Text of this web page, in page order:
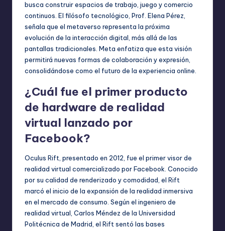
busca construir espacios de trabajo, juego y comercio
continuos. El filósofo tecnológico, Prof. Elena Pérez,
señala que el metaverso representa la próxima
evolución de la interacción digital, más allá de las
pantallas tradicionales. Meta enfatiza que esta visión
permitirá nuevas formas de colaboración y expresión,
consolidándose como el futuro de la experiencia online.
¿Cuál fue el primer producto
de hardware de realidad
virtual lanzado por
Facebook?
Oculus Rift, presentado en 2012, fue el primer visor de
realidad virtual comercializado por Facebook. Conocido
por su calidad de renderizado y comodidad, el Rift
marcó el inicio de la expansión de la realidad inmersiva
en el mercado de consumo. Según el ingeniero de
realidad virtual, Carlos Méndez de la Universidad
Politécnica de Madrid, el Rift sentó las bases